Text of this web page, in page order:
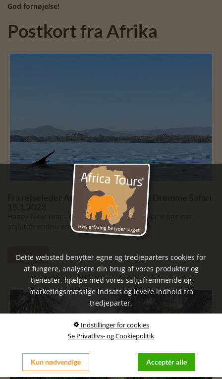
God fornøjelse!
Postkort fra Afrika
Fra rejseleder Anne Mason på Kenya Drømme Safari
Happy New Year - Godt Nytår fra Kenya, hvor vi lige har
afsluttet endnu en dejlig Drømme Safari.
Læs mere
Dette websted benytter egne og tredjeparters cookies for
at fungere, analysere din brug af vores produkter og
tjenester, hjælpe med vores salgsfremmende og
marketingsmæssige indsats og levere indhold fra
tredjeparter.
Indstillinger for cookies
Se Privatlivs- og Cookiepolitik
Kun nødvendige Acceptér alle